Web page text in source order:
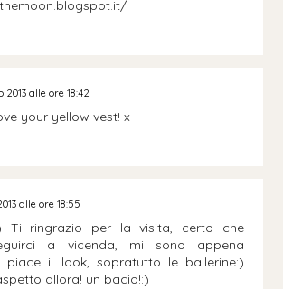
2013 alle ore 18:42
your yellow vest! x
alle ore 18:55
Ti ringrazio per la visita, certo che
a vicenda, mi sono appena
piace il look, sopratutto le ballerine:)
allora! un bacio!:)